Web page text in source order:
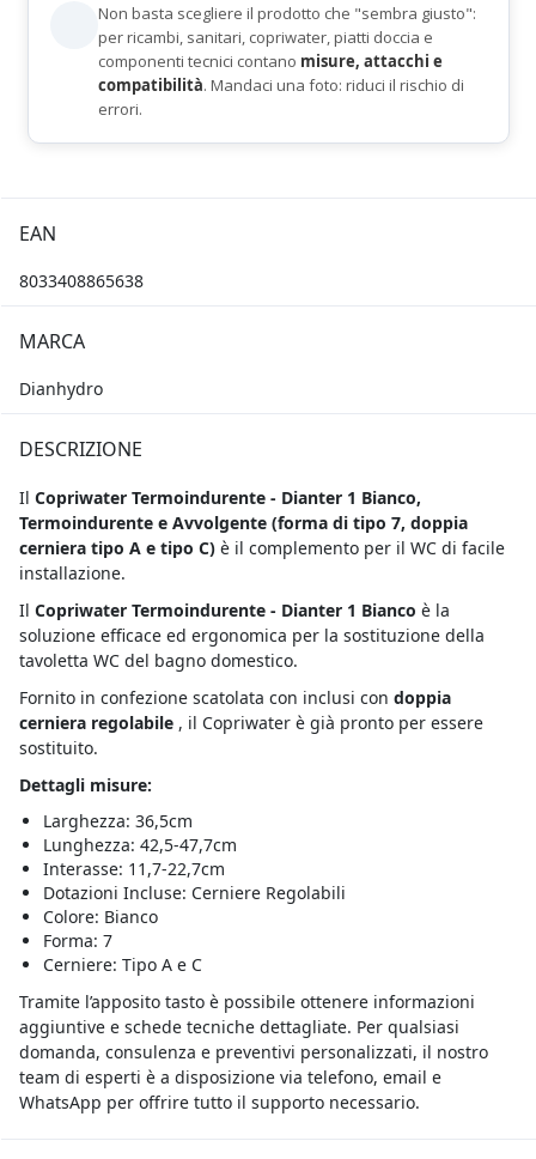
Non basta scegliere il prodotto che "sembra giusto":
per ricambi, sanitari, copriwater, piatti doccia e
componenti tecnici contano misure, attacchi e
compatibilità. Mandaci una foto: riduci il rischio di
errori.
EAN
8033408865638
MARCA
Dianhydro
DESCRIZIONE
Il Copriwater Termoindurente - Dianter 1 Bianco,
Termoindurente e Avvolgente(forma di tipo 7, doppia
cerniera tipo A e tipo C) è il complemento per il WC di facile
installazione.
Il Copriwater Termoindurente - Dianter 1 Bianco è la
soluzione efficace ed ergonomica per la sostituzione della
tavoletta WC del bagno domestico.
Fornito in confezione scatolata con inclusi con doppia
cerniera regolabile , il Copriwater è già pronto per essere
sostituito.
Dettagli misure:
Larghezza: 36,5cm
Lunghezza: 42,5-47,7cm
Interasse: 11,7-22,7cm
Dotazioni Incluse: Cerniere Regolabili
Colore: Bianco
Forma: 7
Cerniere: Tipo A e C
Tramite l’apposito tasto è possibile ottenere informazioni
aggiuntive e schede tecniche dettagliate. Per qualsiasi
domanda, consulenza e preventivi personalizzati, il nostro
team di esperti è a disposizione via telefono, email e
WhatsApp per offrire tutto il supporto necessario.